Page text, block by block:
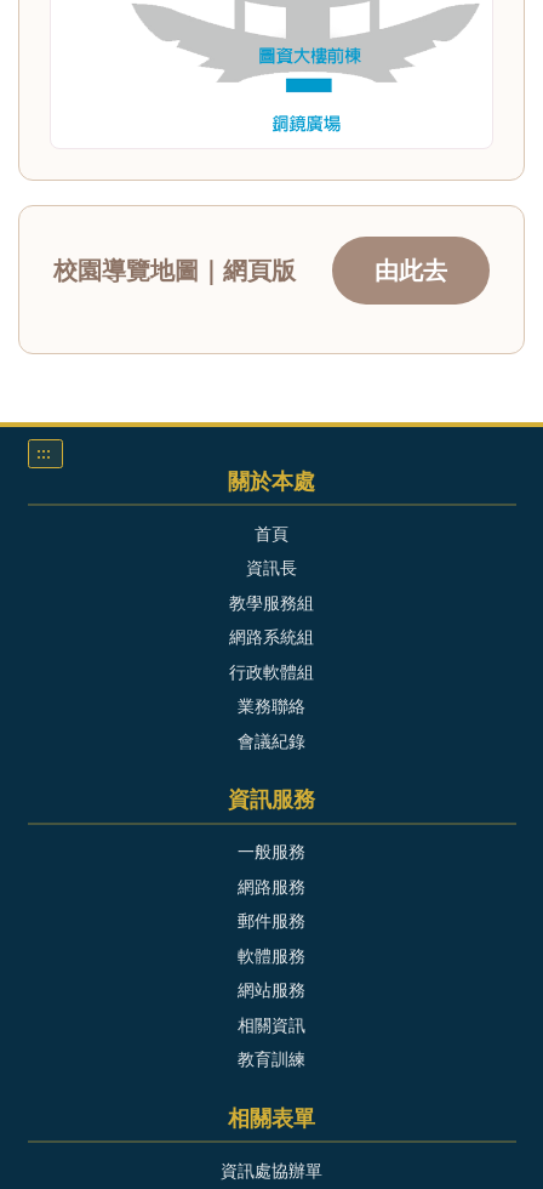
校園導覽地圖｜網頁版 由此去
:::
關於本處
首頁
資訊長
教學服務組
網路系統組
行政軟體組
業務聯絡
會議紀錄
資訊服務
一般服務
網路服務
郵件服務
軟體服務
網站服務
相關資訊
教育訓練
相關表單
資訊處協辦單